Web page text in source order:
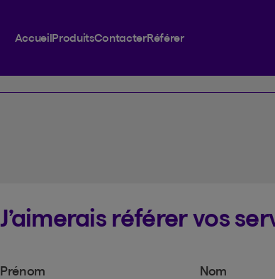
AccueilProduitsContacterRéférer
J’aimerais référer vos
Prénom Nom